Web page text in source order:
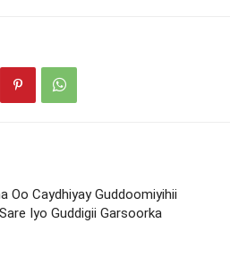
Oo Caydhiyay Guddoomiyihii
Iyo Guddigii Garsoorka